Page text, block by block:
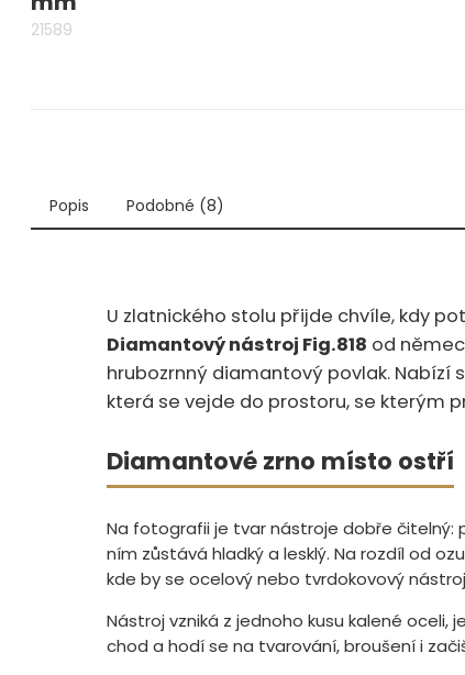
21589
Popis Podobné (8)
U zlatnického stolu přijde chvíle, kdy
Diamantový nástroj Fig.818 od
hrubozrnný diamantový povlak.
která se vejde do prostoru, se kterým
Diamantové zrno místo ostří
Na fotografii je tvar nástroje dobře čitelný:
ním zůstává hladký a lesklý. Na rozdíl od
kde by se ocelový nebo tvrdokovový
Nástroj vzniká z jednoho kusu kalené
chod a hodí se na tvarování, broušení i